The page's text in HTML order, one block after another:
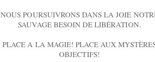
NOUS POURSUIVRONS DANS LA JOIE
SAUVAGE BESOIN DE LIBÉRATION.
PLACE A LA MAGIE! PLACE AUX
OBJECTIFS!